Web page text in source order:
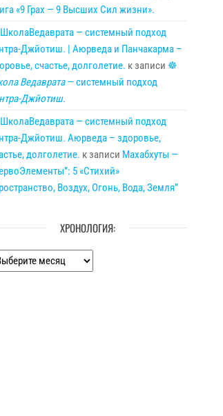
«9 Грах — 9 Высших Сил жизни».
— системный подход
Джйотиш. | Аюрведа и Панчакарма –
счастье, долголетие. к записи ☸
Ведаврата— системный подход
Джйотиш.
— системный подход
Джйотиш. Аюрведа – здоровье,
долголетие. к записи Махабхуты —
5 «Стихий»
Воздух, Огонь, Вода, Земля”
ХРОНОЛОГИЯ: